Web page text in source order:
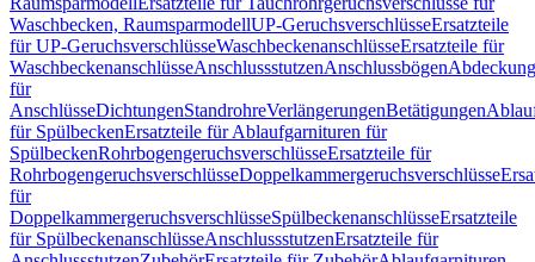
Waschbecken, RaumsparmodellUP-GeruchsverschlüsseErsatzteile
für UP-GeruchsverschlüsseWaschbeckenanschlüsseErsatzteile für
WaschbeckenanschlüsseAnschlussstutzenAnschlussbögen
für
AnschlüsseDichtungenStandrohreVerlängerungenBetätigungen
für SpülbeckenErsatzteile für Ablaufgarnituren für
SpülbeckenRohrbogengeruchsverschlüsseErsatzteile für
RohrbogengeruchsverschlüsseDoppelkammergeruchsverschlüsse
für
DoppelkammergeruchsverschlüsseSpülbeckenanschlüsseErsatzteile
für SpülbeckenanschlüsseAnschlussstutzenErsatzteile für